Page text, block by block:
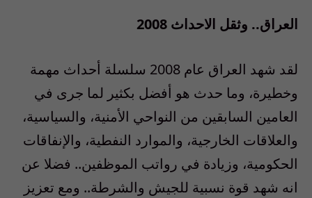
العراق.. وثقل الاحداث 2008
لقد شهد العراق عام 2008 سلسلة أحداث مهمة
وخطيرة، وما حدث هو أفضل بكثير لما جرى في
العامين السابقين من النواحي الأمنية، والسياسية،
والعلاقات الخارجية، والموارد النفطية، والإنفاقات
الحكومية، وزيادة في رواتب الموظفين.. فضلا عن
انه شهد قوة نسبية للجيش والشرطة.. ومع تعزيز